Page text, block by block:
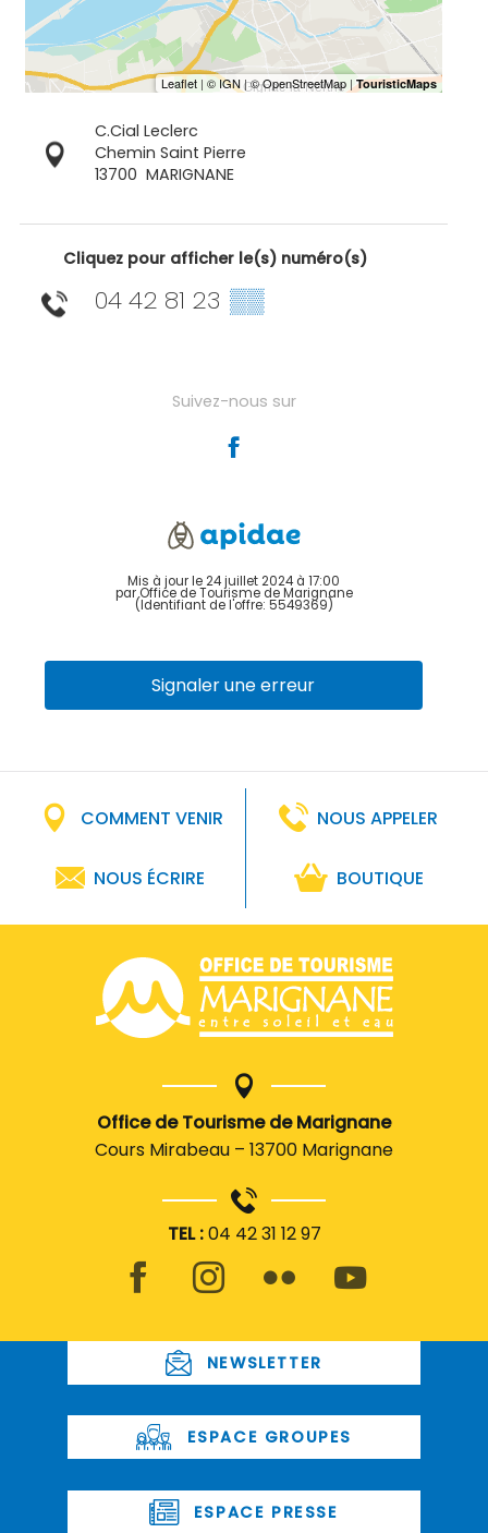
C.Cial Leclerc
Chemin Saint Pierre
13700 MARIGNANE
Cliquez pour afficher le(s) numéro(s)
04 42 81 23 ▒▒
Suivez-nous sur
Mis à jour le 24 juillet 2024 à 17:00
par Office de Tourisme de Marignane
(Identifiant de l'offre: 5549369)
Signaler une erreur
COMMENT VENIR NOUS APPELER
NOUS ÉCRIRE BOUTIQUE
Office de Tourisme de Marignane
Cours Mirabeau – 13700 Marignane
TEL :04 42 31 12 97
NEWSLETTER
ESPACE GROUPES
ESPACE PRESSE